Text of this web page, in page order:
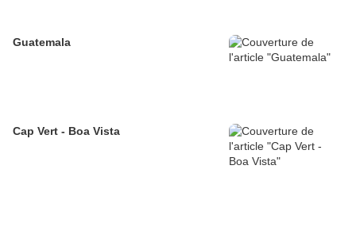
Guatemala
Cap Vert - Boa Vista